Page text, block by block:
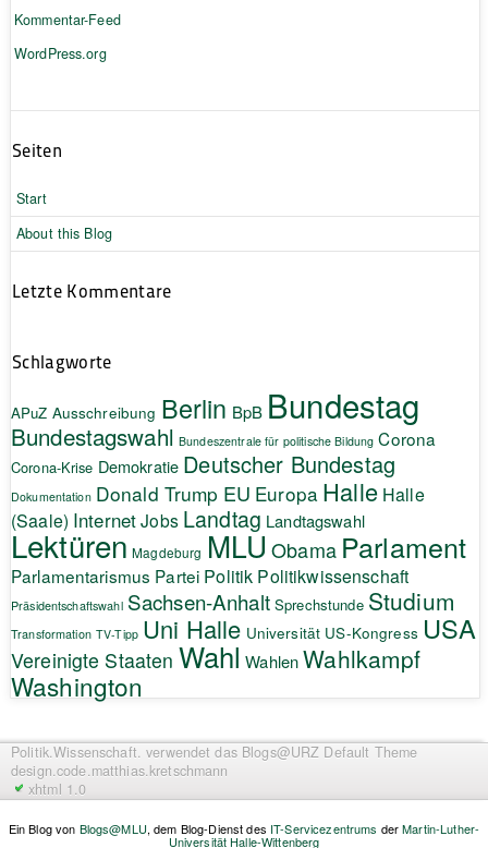
Kommentar-Feed
WordPress.org
Seiten
Start
About this Blog
Letzte Kommentare
Schlagworte
APuZ Ausschreibung Berlin BpB Bundestag
Bundestagswahl Bundeszentrale für politische Bildung Corona
Corona-Krise Demokratie Deutscher Bundestag
Dokumentation Donald Trump EU Europa Halle Halle
(Saale) InternetJobs Landtag Landtagswahl
Lektüren Magdeburg MLU Obama Parlament
Parlamentarismus Partei Politik Politikwissenschaft
Präsidentschaftswahl Sachsen-Anhalt Sprechstunde Studium
Transformation TV-Tipp Uni Halle Universität US-Kongress USA
Vereinigte Staaten Wahl Wahlen Wahlkampf
Washington
Politik.Wissenschaft. verwendet das Blogs@URZ Default Theme
design.code.matthias.kretschmann
xhtml 1.0
Ein Blog von Blogs@MLU, dem Blog-Dienst des IT-Servicezentrums derMartin-Luther-
Universität Halle-Wittenberg